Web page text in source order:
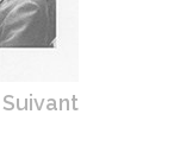
Suivant